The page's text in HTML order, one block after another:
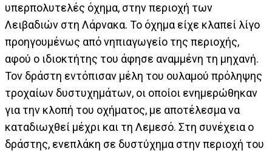
υπερπολυτελές όχημα, στην περιοχή των
Λειβαδιών στη Λάρνακα. Το όχημα είχε κλαπεί λίγο
προηγουμένως από νηπιαγωγείο της περιοχής,
αφού ο ιδιοκτήτης του άφησε αναμμένη τη μηχανή.
Τον δράστη εντόπισαν μέλη του ουλαμού πρόληψης
τροχαίων δυστυχημάτων, οι οποίοι ενημερώθηκαν
για την κλοπή του οχήματος, με αποτέλεσμα να
καταδιωχθεί μέχρι και τη Λεμεσό. Στη συνέχεια ο
δράστης, ενεπλάκη σε δυστύχημα στην περιοχή του